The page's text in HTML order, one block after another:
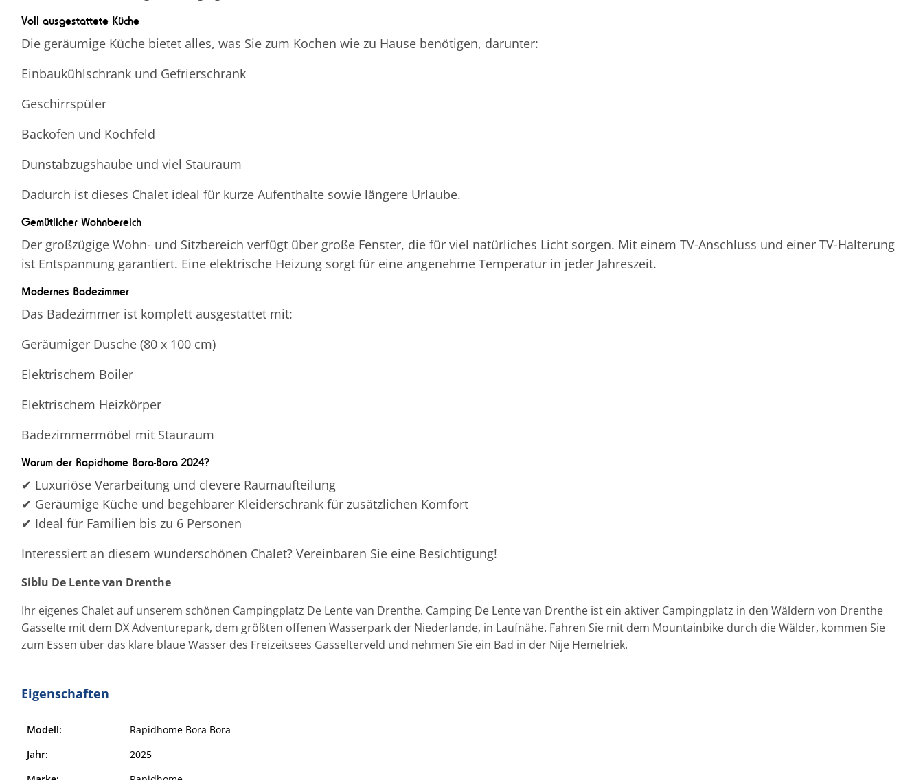
Voll ausgestattete Küche
Die geräumige Küche bietet alles, was Sie zum Kochen wie zu Hause benötigen, darunter:
Einbaukühlschrank und Gefrierschrank
Geschirrspüler
Backofen und Kochfeld
Dunstabzugshaube und viel Stauraum
Dadurch ist dieses Chalet ideal für kurze Aufenthalte sowie längere Urlaube.
Gemütlicher Wohnbereich
Der großzügige Wohn- und Sitzbereich verfügt über große Fenster, die für viel natürliches Licht sorgen. Mit einem TV-Anschluss und einer TV-Halterung
ist Entspannung garantiert. Eine elektrische Heizung sorgt für eine angenehme Temperatur in jeder Jahreszeit.
Modernes Badezimmer
Das Badezimmer ist komplett ausgestattet mit:
Geräumiger Dusche (80 x 100 cm)
Elektrischem Boiler
Elektrischem Heizkörper
Badezimmermöbel mit Stauraum
Warum der Rapidhome Bora-Bora 2024?
✔ Luxuriöse Verarbeitung und clevere Raumaufteilung
✔ Geräumige Küche und begehbarer Kleiderschrank für zusätzlichen Komfort
✔ Ideal für Familien bis zu 6 Personen
Interessiert an diesem wunderschönen Chalet? Vereinbaren Sie eine Besichtigung!
Siblu De Lente van Drenthe
Ihr eigenes Chalet auf unserem schönen Campingplatz De Lente van Drenthe. Camping De Lente van Drenthe ist ein aktiver Campingplatz in den Wäldern von Drenthe
Gasselte mit dem DX Adventurepark, dem größten offenen Wasserpark der Niederlande, in Laufnähe. Fahren Sie mit dem Mountainbike durch die Wälder, kommen Sie
zum Essen über das klare blaue Wasser des Freizeitsees Gasselterveld und nehmen Sie ein Bad in der Nije Hemelriek.
Eigenschaften
Modell:
Rapidhome Bora Bora
Jahr:
2025